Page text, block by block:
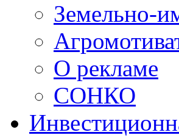
Земельно-
О рекламе
СОНКО